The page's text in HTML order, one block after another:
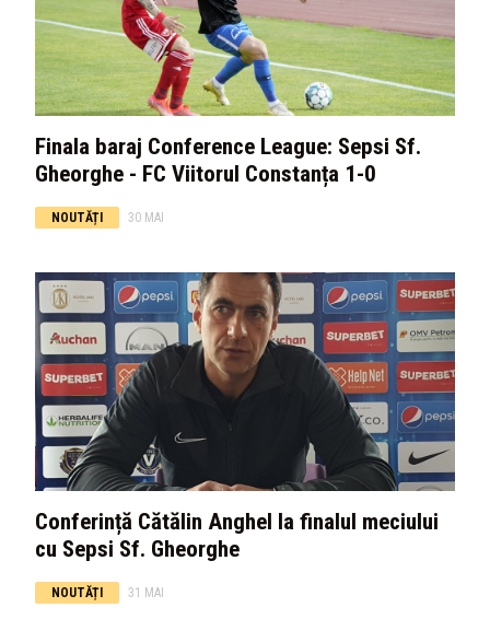
Finala baraj Conference League: Sepsi Sf.
Gheorghe - FC Viitorul Constanța 1-0
NOUTĂȚI 30 MAI
Conferință Cătălin Anghel la finalul meciului
cu Sepsi Sf. Gheorghe
NOUTĂȚI 31 MAI